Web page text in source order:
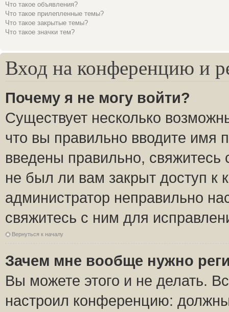
Что такое объявления?
Что такое прилепленные темы?
Что такое закрытые темы?
Что такое значки тем?
Вход на конференцию и
Почему я не могу войти?
Существует несколько
что вы правильно вводите имя
введены правильно,
не был ли вам закрыт доступ к
администратор неправильно
свяжитесь с ним для
Вернуться к началу
Зачем мне вообще нужно
Вы можете этого и не делать.
настроил конференцию: